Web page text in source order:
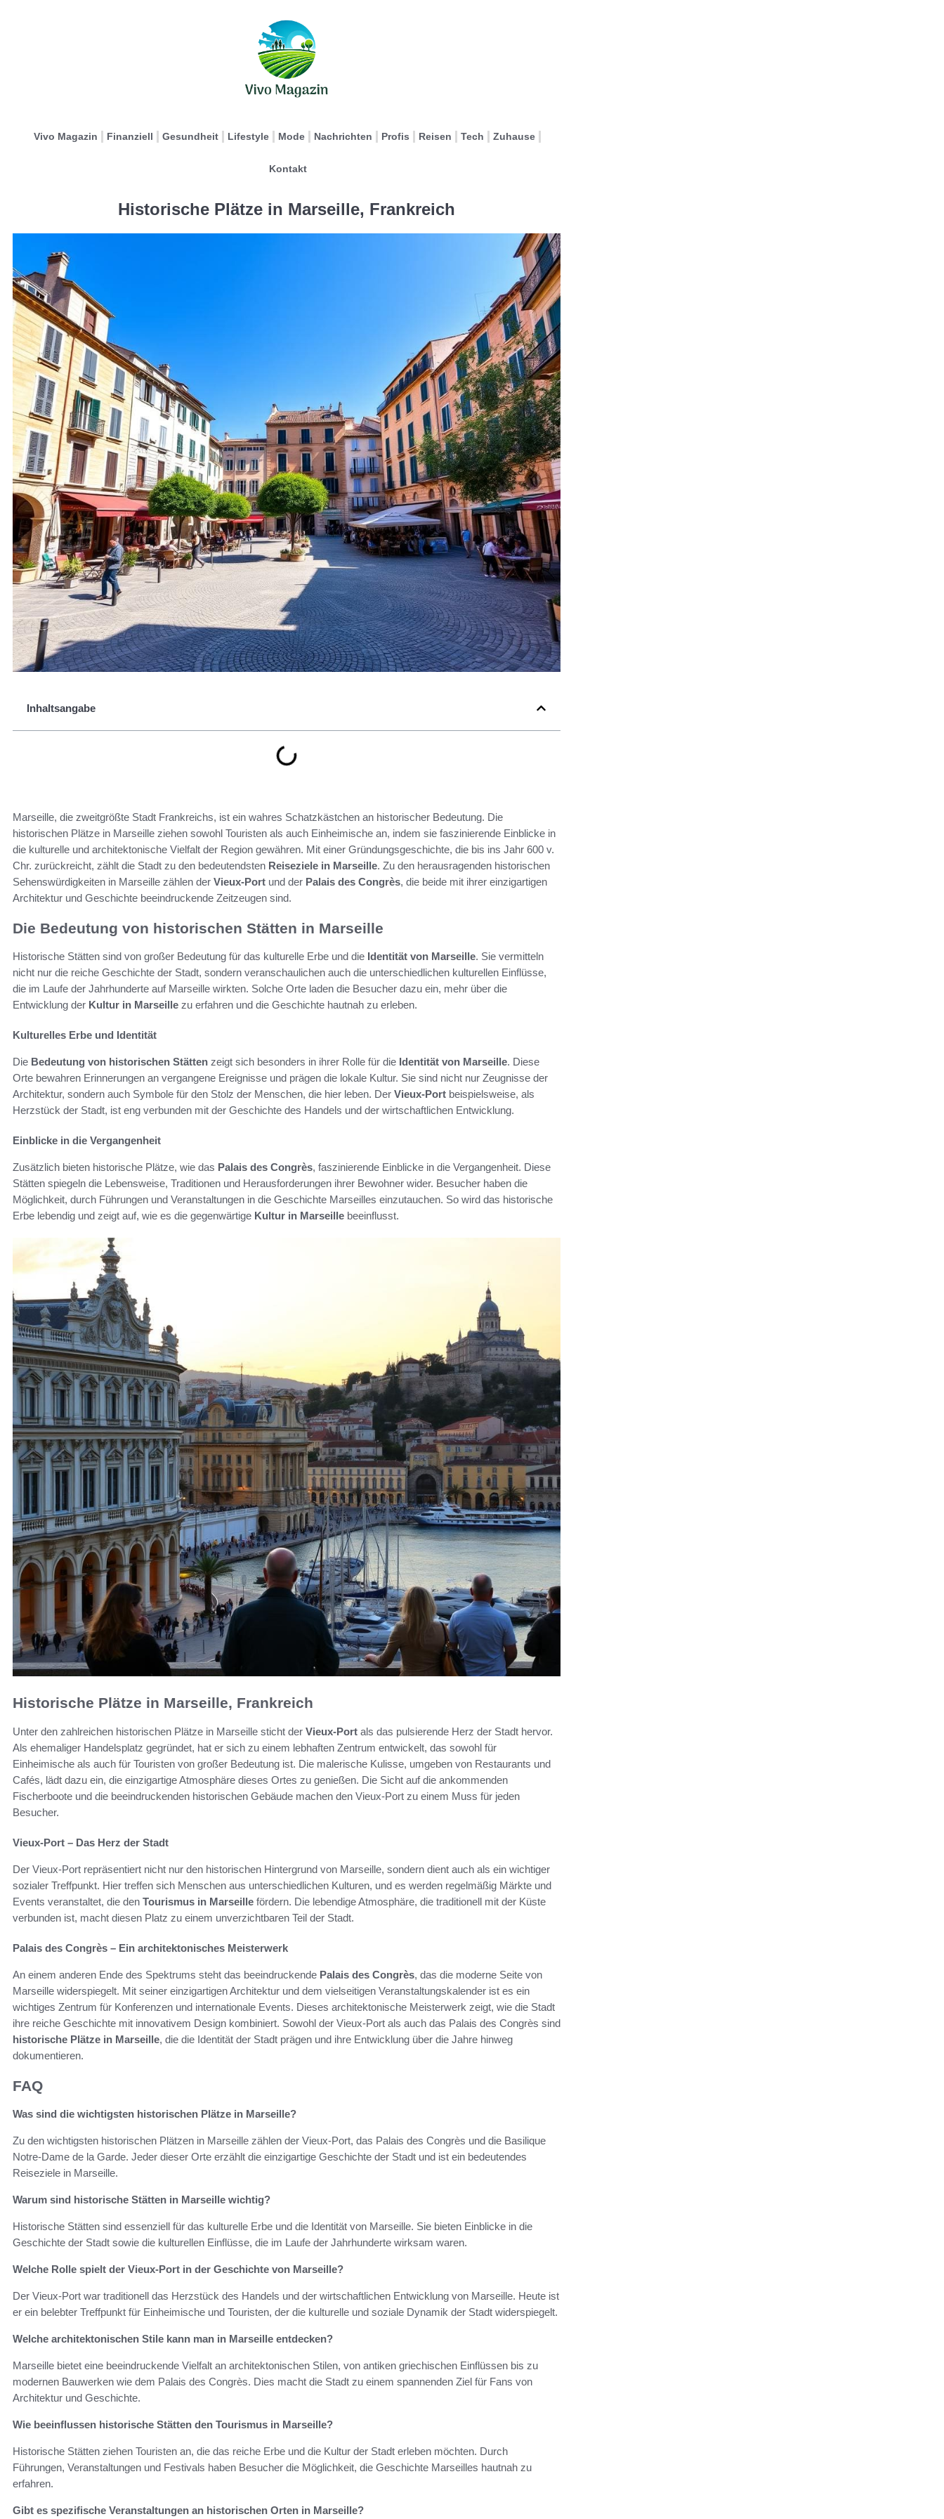
Vivo Magazin Finanziell Gesundheit Lifestyle Mode Nachrichten Profis Reisen Tech Zuhause
Kontakt
Historische Plätze in Marseille, Frankreich
Inhaltsangabe
Marseille, die zweitgrößte Stadt Frankreichs, ist ein wahres Schatzkästchen an historischer Bedeutung. Die
historischen Plätze in Marseille ziehen sowohl Touristen als auch Einheimische an, indem sie faszinierende Einblicke in
die kulturelle und architektonische Vielfalt der Region gewähren. Mit einer Gründungsgeschichte, die bis ins Jahr 600 v.
Chr. zurückreicht, zählt die Stadt zu den bedeutendsten Reiseziele in Marseille. Zu den herausragenden historischen
Sehenswürdigkeiten in Marseille zählen der Vieux-Port und der Palais des Congrès, die beide mit ihrer einzigartigen
Architektur und Geschichte beeindruckende Zeitzeugen sind.
Die Bedeutung von historischen Stätten in Marseille
Historische Stätten sind von großer Bedeutung für das kulturelle Erbe und die Identität von Marseille. Sie vermitteln
nicht nur die reiche Geschichte der Stadt, sondern veranschaulichen auch die unterschiedlichen kulturellen Einflüsse,
die im Laufe der Jahrhunderte auf Marseille wirkten. Solche Orte laden die Besucher dazu ein, mehr über die
Entwicklung der Kultur in Marseille zu erfahren und die Geschichte hautnah zu erleben.
Kulturelles Erbe und Identität
Die Bedeutung von historischen Stätten zeigt sich besonders in ihrer Rolle für die Identität von Marseille. Diese
Orte bewahren Erinnerungen an vergangene Ereignisse und prägen die lokale Kultur. Sie sind nicht nur Zeugnisse der
Architektur, sondern auch Symbole für den Stolz der Menschen, die hier leben. Der Vieux-Port beispielsweise, als
Herzstück der Stadt, ist eng verbunden mit der Geschichte des Handels und der wirtschaftlichen Entwicklung.
Einblicke in die Vergangenheit
Zusätzlich bieten historische Plätze, wie das Palais des Congrès, faszinierende Einblicke in die Vergangenheit. Diese
Stätten spiegeln die Lebensweise, Traditionen und Herausforderungen ihrer Bewohner wider. Besucher haben die
Möglichkeit, durch Führungen und Veranstaltungen in die Geschichte Marseilles einzutauchen. So wird das historische
Erbe lebendig und zeigt auf, wie es die gegenwärtige Kultur in Marseille beeinflusst.
Historische Plätze in Marseille, Frankreich
Unter den zahlreichen historischen Plätze in Marseille sticht der Vieux-Port als das pulsierende Herz der Stadt hervor.
Als ehemaliger Handelsplatz gegründet, hat er sich zu einem lebhaften Zentrum entwickelt, das sowohl für
Einheimische als auch für Touristen von großer Bedeutung ist. Die malerische Kulisse, umgeben von Restaurants und
Cafés, lädt dazu ein, die einzigartige Atmosphäre dieses Ortes zu genießen. Die Sicht auf die ankommenden
Fischerboote und die beeindruckenden historischen Gebäude machen den Vieux-Port zu einem Muss für jeden
Besucher.
Vieux-Port – Das Herz der Stadt
Der Vieux-Port repräsentiert nicht nur den historischen Hintergrund von Marseille, sondern dient auch als ein wichtiger
sozialer Treffpunkt. Hier treffen sich Menschen aus unterschiedlichen Kulturen, und es werden regelmäßig Märkte und
Events veranstaltet, die den Tourismus in Marseille fördern. Die lebendige Atmosphäre, die traditionell mit der Küste
verbunden ist, macht diesen Platz zu einem unverzichtbaren Teil der Stadt.
Palais des Congrès – Ein architektonisches Meisterwerk
An einem anderen Ende des Spektrums steht das beeindruckende Palais des Congrès, das die moderne Seite von
Marseille widerspiegelt. Mit seiner einzigartigen Architektur und dem vielseitigen Veranstaltungskalender ist es ein
wichtiges Zentrum für Konferenzen und internationale Events. Dieses architektonische Meisterwerk zeigt, wie die Stadt
ihre reiche Geschichte mit innovativem Design kombiniert. Sowohl der Vieux-Port als auch das Palais des Congrès sind
historische Plätze in Marseille, die die Identität der Stadt prägen und ihre Entwicklung über die Jahre hinweg
dokumentieren.
FAQ
Was sind die wichtigsten historischen Plätze in Marseille?
Zu den wichtigsten historischen Plätzen in Marseille zählen der Vieux-Port, das Palais des Congrès und die Basilique
Notre-Dame de la Garde. Jeder dieser Orte erzählt die einzigartige Geschichte der Stadt und ist ein bedeutendes
Reiseziele in Marseille.
Warum sind historische Stätten in Marseille wichtig?
Historische Stätten sind essenziell für das kulturelle Erbe und die Identität von Marseille. Sie bieten Einblicke in die
Geschichte der Stadt sowie die kulturellen Einflüsse, die im Laufe der Jahrhunderte wirksam waren.
Welche Rolle spielt der Vieux-Port in der Geschichte von Marseille?
Der Vieux-Port war traditionell das Herzstück des Handels und der wirtschaftlichen Entwicklung von Marseille. Heute ist
er ein belebter Treffpunkt für Einheimische und Touristen, der die kulturelle und soziale Dynamik der Stadt widerspiegelt.
Welche architektonischen Stile kann man in Marseille entdecken?
Marseille bietet eine beeindruckende Vielfalt an architektonischen Stilen, von antiken griechischen Einflüssen bis zu
modernen Bauwerken wie dem Palais des Congrès. Dies macht die Stadt zu einem spannenden Ziel für Fans von
Architektur und Geschichte.
Wie beeinflussen historische Stätten den Tourismus in Marseille?
Historische Stätten ziehen Touristen an, die das reiche Erbe und die Kultur der Stadt erleben möchten. Durch
Führungen, Veranstaltungen und Festivals haben Besucher die Möglichkeit, die Geschichte Marseilles hautnah zu
erfahren.
Gibt es spezifische Veranstaltungen an historischen Orten in Marseille?